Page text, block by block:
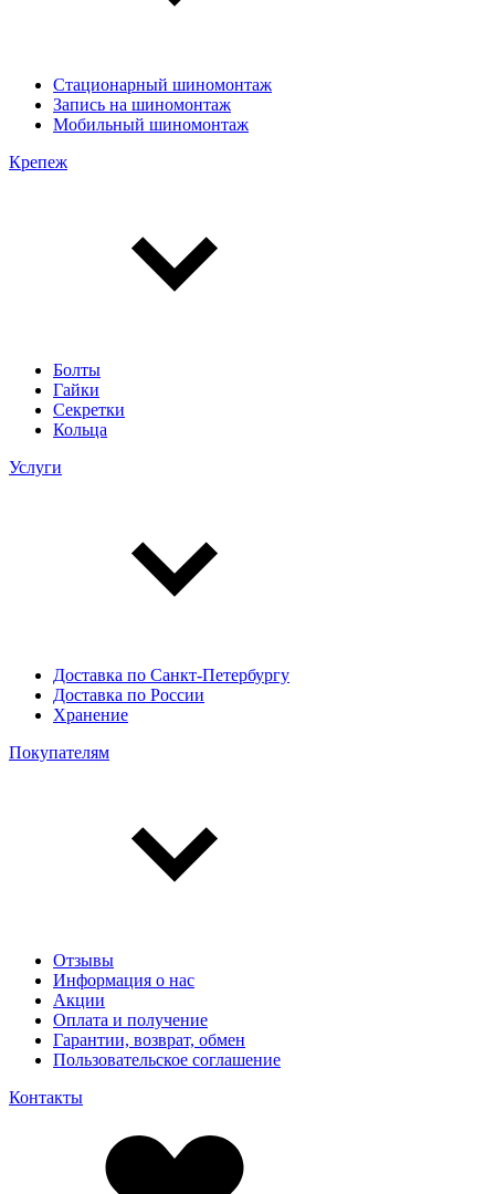
Стационарный шиномонтаж
Запись на шиномонтаж
Мобильный шиномонтаж
Крепеж
Болты
Гайки
Секретки
Кольца
Услуги
Доставка по Санкт-Петербургу
Доставка по России
Хранение
Покупателям
Отзывы
Информация о нас
Акции
Оплата и получение
Гарантии, возврат, обмен
Пользовательское соглашение
Контакты